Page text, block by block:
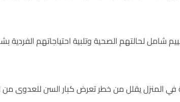
شامل لحالتهم الصحية وتلبية احتياجاتهم الفردية
في المنزل يقلل من خطر تعرض كبار السن للعدوى